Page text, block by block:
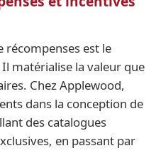
est le
matérialise la valeur que
Chez Applewood,
dans la conception de
des catalogues
en passant par